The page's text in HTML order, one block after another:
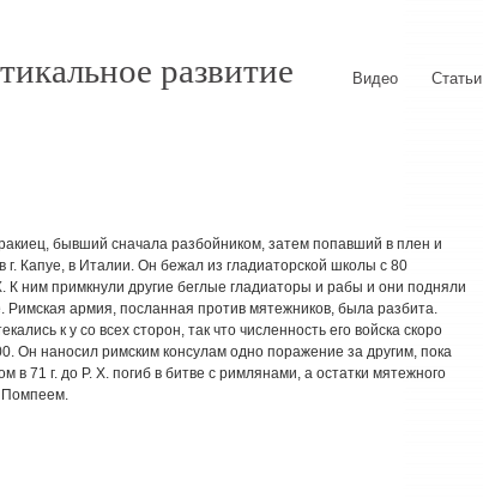
развитие Видео Статьи
бывший сначала разбойником, затем попавший в плен и
г. Капуе, в Италии. Он бежал из гладиаторской школы с 80
К ним примкнули другие беглые гладиаторы и рабы и они подняли
Римская армия, посланная против мятежников, была разбита.
к у со всех сторон, так что численность его войска скоро
Он наносил римским консулам одно поражение за другим, пока
в 71 г. до Р. X. погиб в битве с римлянами, а остатки мятежного